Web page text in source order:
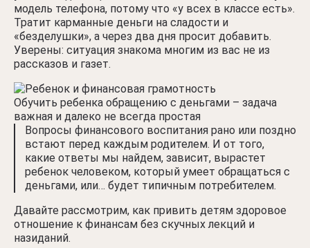
модель телефона, потому что «у всех в классе есть».
Тратит карманные деньги на сладости и
«безделушки», а через два дня просит добавить.
Уверены: ситуация знакома многим из вас не из
рассказов и газет.
Обучить ребенка обращению с деньгами – задача
важная и далеко не всегда простая
Вопросы финансового воспитания рано или поздно
встают перед каждым родителем. И от того,
какие ответы мы найдем, зависит, вырастет
ребенок человеком, который умеет обращаться с
деньгами, или… будет типичным потребителем.
Давайте рассмотрим, как привить детям здоровое
отношение к финансам без скучных лекций и
назиданий.